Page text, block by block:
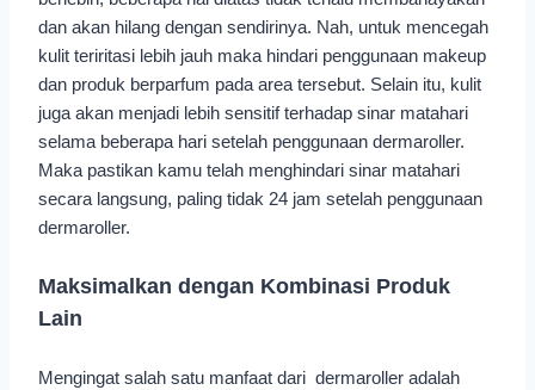
dan akan hilang dengan sendirinya. Nah, untuk mencegah
kulit teriritasi lebih jauh maka hindari penggunaan makeup
dan produk berparfum pada area tersebut. Selain itu, kulit
juga akan menjadi lebih sensitif terhadap sinar matahari
selama beberapa hari setelah penggunaan dermaroller.
Maka pastikan kamu telah menghindari sinar matahari
secara langsung, paling tidak 24 jam setelah penggunaan
dermaroller.
Maksimalkan dengan Kombinasi Produk
Lain
Mengingat salah satu manfaat dari dermaroller adalah